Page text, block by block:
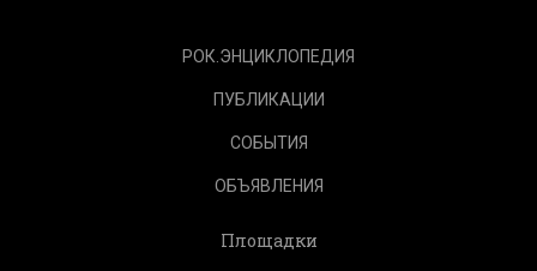
РОК.ЭНЦИКЛОПЕДИЯ
ПУБЛИКАЦИИ
СОБЫТИЯ
ОБЪЯВЛЕНИЯ
Площадки